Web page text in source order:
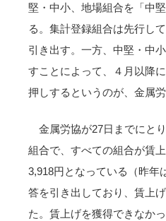
堅・中小、地場組合を「中
る。集計登録組合は先行し
引き出す。一方、中堅・中
すことによって、４月以降
押しするというのが、金属
金属労協が27日までにと
組合で、すべての組合が賃
3,918円となっている（昨年
答を引き出しており、賃上
た。賃上げを獲得できなか